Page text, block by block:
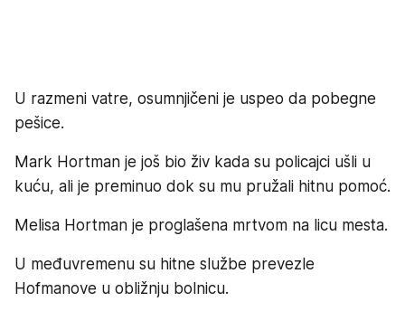
U razmeni vatre, osumnjičeni je uspeo da pobegne
pešice.
Mark Hortman je još bio živ kada su policajci ušli u
kuću, ali je preminuo dok su mu pružali hitnu pomoć.
Melisa Hortman je proglašena mrtvom na licu mesta.
U međuvremenu su hitne službe prevezle
Hofmanove u obližnju bolnicu.